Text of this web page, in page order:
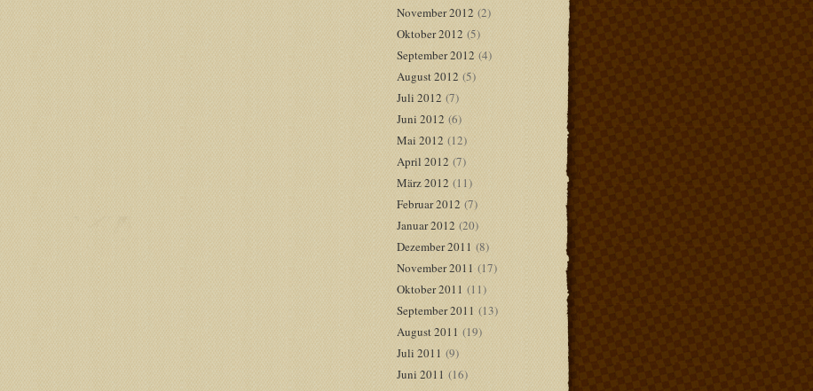
November 2012 (2)
Oktober 2012 (5)
September 2012(4)
August 2012(5)
Juli 2012(7)
Juni 2012(6)
Mai 2012(12)
April 2012(7)
März 2012(11)
Februar 2012(7)
Januar 2012(20)
Dezember 2011(8)
November 2011(17)
Oktober 2011 (11)
September 2011(13)
August 2011 (19)
Juli 2011(9)
Juni 2011(16)